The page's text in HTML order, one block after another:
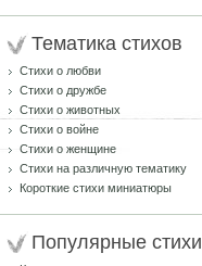
Тематика стихов
Стихи о любви
Стихи о дружбе
Стихи о животных
Стихи о войне
Стихи о женщине
Стихи на различную тематику
Короткие стихи миниатюры
Популярные стихи